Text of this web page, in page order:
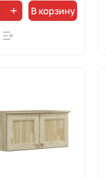
В корзину